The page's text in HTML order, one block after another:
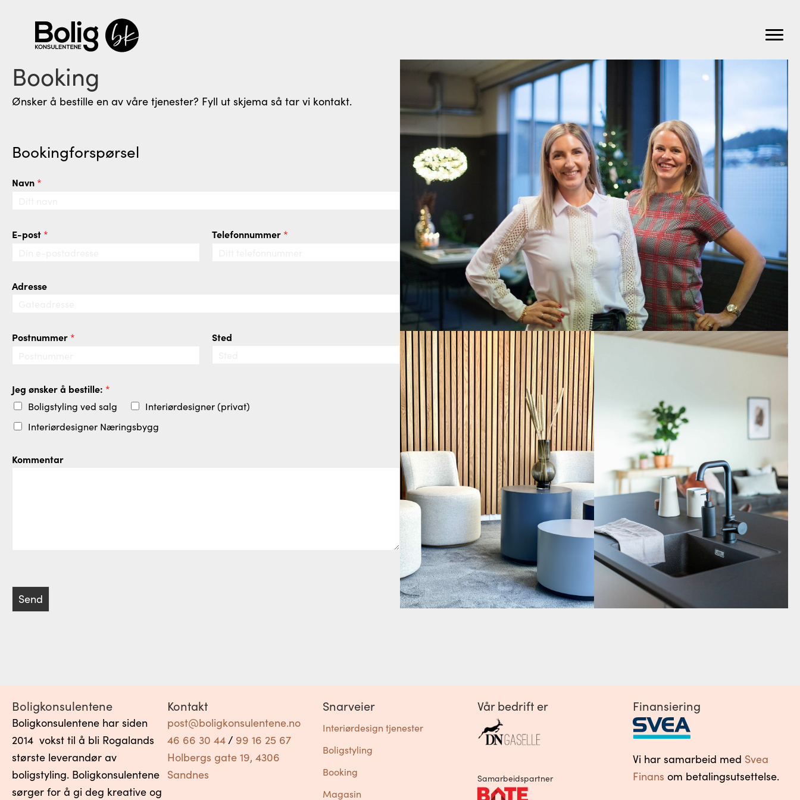
Booking
Ønsker å bestille en av våre tjenester? Fyll ut skjema så tar vi kontakt.
Bookingforspørsel
Navn *
E-post * Telefonnummer *
Adresse
Postnummer * Sted
Jeg ønsker å bestille: *
Boligstyling ved salg
Interiørdesigner (privat)
Interiørdesigner Næringsbygg
Kommentar
Send
Boligkonsulentene
Boligkonsulentene har siden
2014 vokst til å bli Rogalands
største leverandør av
boligstyling. Boligkonsulentene
sørger for å gi deg kreative og
Kontakt
post@boligkonsulentene.no
46 66 30 44/ 99 16 25 67
Holbergs gate 19, 4306
Sandnes
Snarveier
Interiørdesign tjenester
Boligstyling
Booking
Magasin
Vår bedrift er
Samarbeidspartner
Finansiering
Vi har samarbeid med Svea
Finans om betalingsutsettelse.